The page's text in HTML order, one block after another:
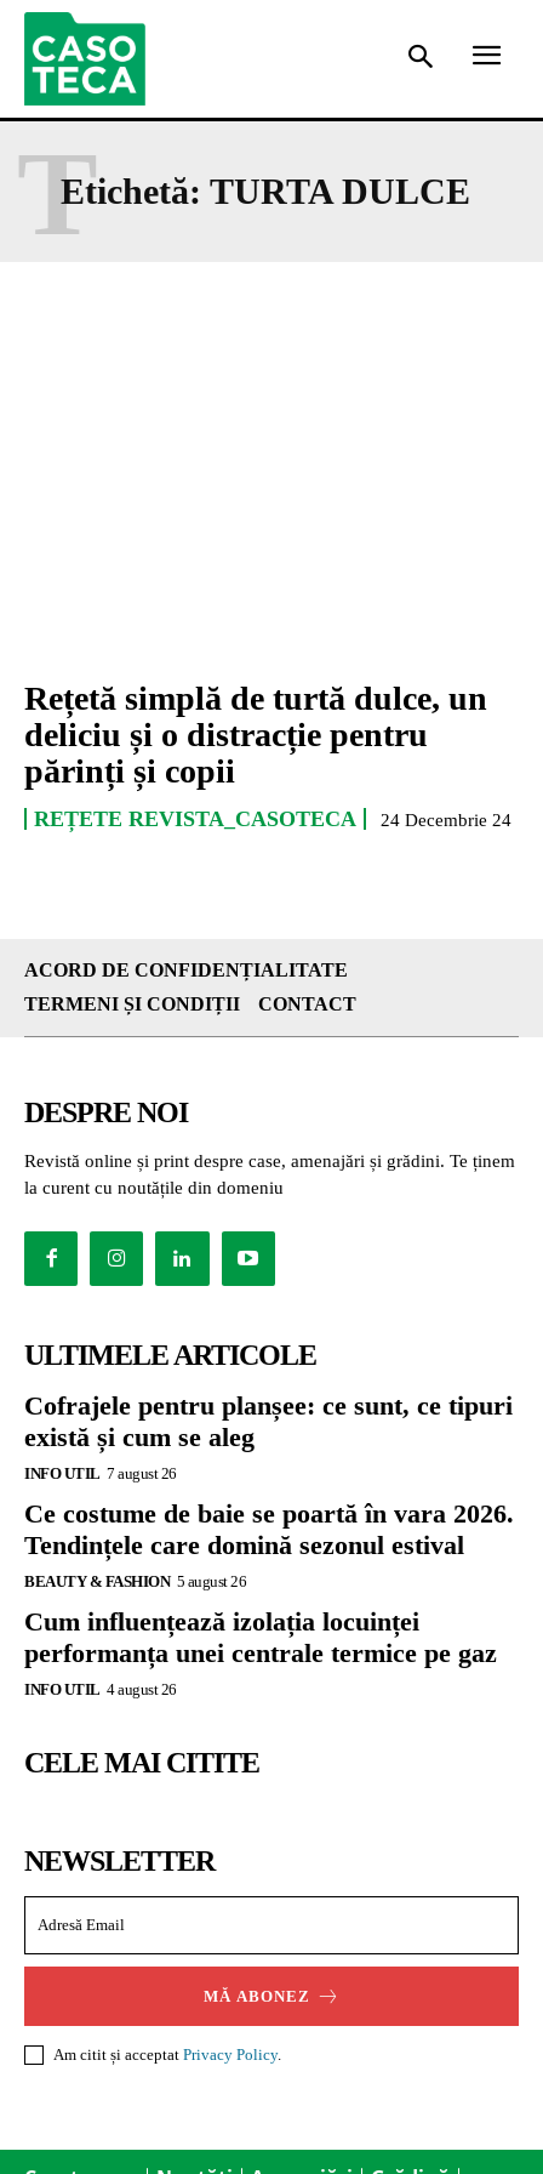
Etichetă: TURTA DULCE
T
Rețetă simplă de turtă dulce, un
deliciu și o distracție pentru
părinți și copii
REȚETE REVISTA_CASOTECA 24 Decembrie 24
ACORD DE CONFIDENȚIALITATE
TERMENI ȘI CONDIȚII
CONTACT
DESPRE NOI
Revistă online și print despre case, amenajări și grădini. Te ținem
la curent cu noutățile din domeniu
ULTIMELE ARTICOLE
Cofrajele pentru planșee: ce sunt, ce tipuri
există și cum se aleg
INFO UTIL 7 august 26
Ce costume de baie se poartă în vara 2026.
Tendințele care domină sezonul estival
BEAUTY & FASHION 5 august 26
Cum influențează izolația locuinței
performanța unei centrale termice pe gaz
INFO UTIL 4 august 26
CELE MAI CITITE
NEWSLETTER
MĂ ABONEZ
Am citit și acceptat Privacy Policy.